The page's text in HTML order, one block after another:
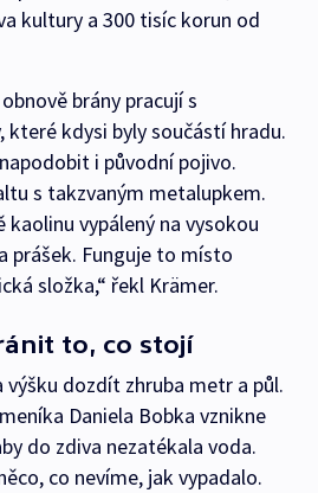
kultury a 300 tisíc korun od
brány pracují s
které kdysi byly součástí hradu.
i původní pojivo.
s takzvaným metalupkem.
vypálený na vysokou
prášek. Funguje to místo
složka,“ řekl Krämer.
to, co stojí
výšku dozdít zhruba metr a půl.
Daniela Bobka vznikne
do zdiva nezatékala voda.
co nevíme, jak vypadalo.